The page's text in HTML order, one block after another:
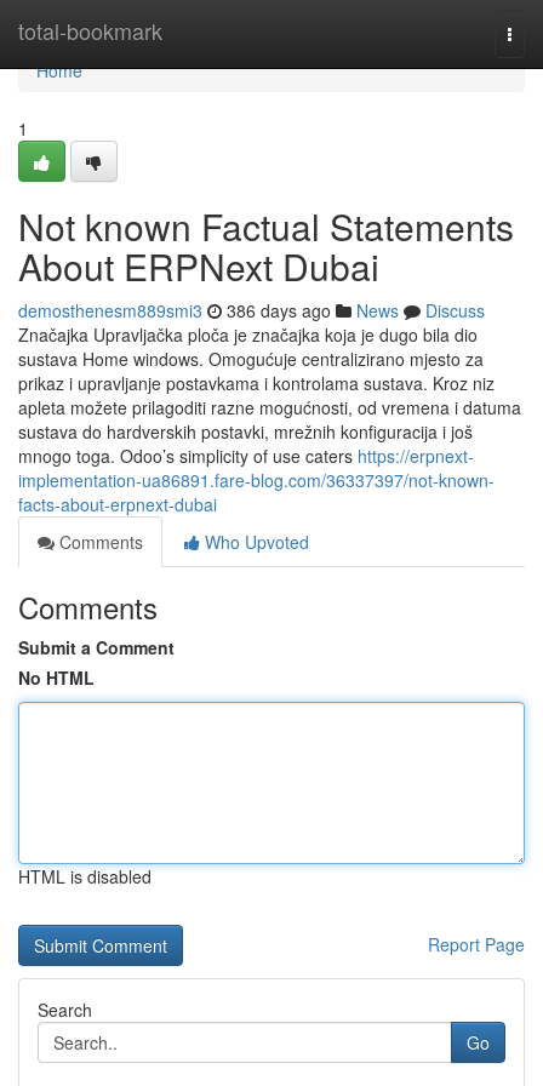
total-bookmark
Home
Home
1
Not known Factual Statements
About ERPNext Dubai
demosthenesm889smi3 386 days ago News
Discuss
Značajka Upravljačka ploča je značajka koja je dugo bila dio
sustava Home windows. Omogućuje centralizirano mjesto za
prikaz i upravljanje postavkama i kontrolama sustava. Kroz niz
apleta možete prilagoditi razne mogućnosti, od vremena i datuma
sustava do hardverskih postavki, mrežnih konfiguracija i još
mnogo toga. Odoo’s simplicity of use caters https://erpnext-
implementation-ua86891.fare-blog.com/36337397/not-known-
facts-about-erpnext-dubai
Comments
Who Upvoted
Comments
Submit a Comment
No HTML
HTML is disabled
Report Page
Search
Go